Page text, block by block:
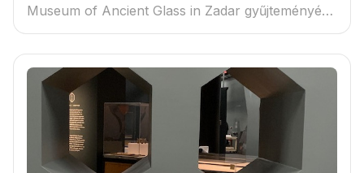
Museum of Ancient Glass in Zadar gyűjteményébe
kerül...